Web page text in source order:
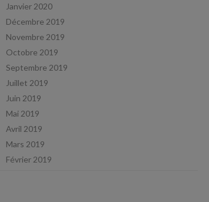
Janvier 2020
Décembre 2019
Novembre 2019
Octobre 2019
Septembre 2019
Juillet 2019
Juin 2019
Mai 2019
Avril 2019
Mars 2019
Février 2019